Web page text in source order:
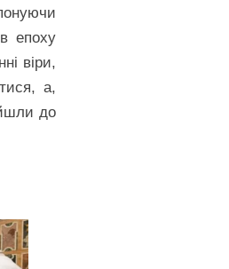
епоху
віри,
а,
до